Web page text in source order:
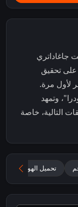
جاغاداتري
على تحقيق
لأول مرة.
وتمهد
التالية، خاصة
تحميل الهوية المزدوجة 2025 مترجم